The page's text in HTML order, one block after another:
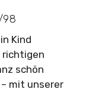
98
Kind
richtigen
schön
mit unserer